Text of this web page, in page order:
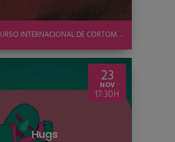
CONCURSO INTERNACIONAL DE CORTOMETRAJE
23
NOV
17:30
Hugs